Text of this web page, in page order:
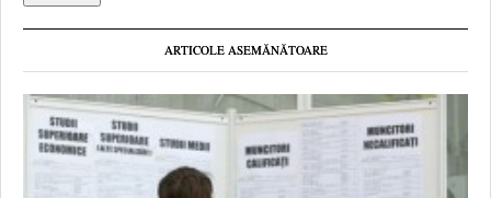
ARTICOLE ASEMĂNĂTOARE